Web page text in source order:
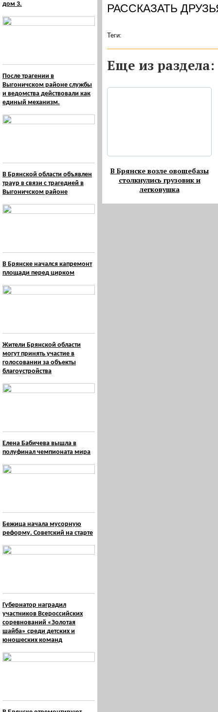
дом 3.
После трагении в
Выгоничском районе службы
и ведомства действовали как
единый механизм.
В Брянской области объявлен
траур в связи с трагедией в
Выгоничском районе
В Брянске начался капремонт
площади перед цирком
Жители Брянской области
могут принять участие в
голосовании за объекты
благоустройства
Елена Бабичева вышла в
полуфинал чемпионата мира
Бежица начала мусорную
реформу. Советский на старте
Губернатор наградил
участников Всероссийских
соревнований «Золотая
шайба» среди детских и
юношеских команд
РАССКАЗАТЬ
Теги:
Eще из раздела:
В Брянске возле овощебазы
столкнулись грузовик и
легковушка